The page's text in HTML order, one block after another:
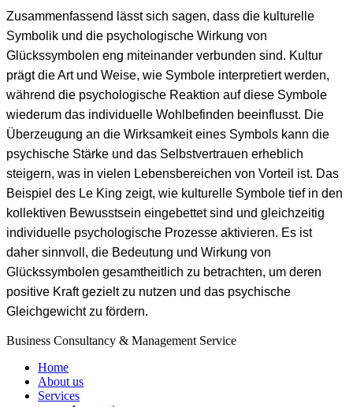
Zusammenfassend lässt sich sagen, dass die kulturelle
Symbolik und die psychologische Wirkung von
Glückssymbolen eng miteinander verbunden sind. Kultur
prägt die Art und Weise, wie Symbole interpretiert werden,
während die psychologische Reaktion auf diese Symbole
wiederum das individuelle Wohlbefinden beeinflusst. Die
Überzeugung an die Wirksamkeit eines Symbols kann die
psychische Stärke und das Selbstvertrauen erheblich
steigern, was in vielen Lebensbereichen von Vorteil ist. Das
Beispiel des Le King zeigt, wie kulturelle Symbole tief in den
kollektiven Bewusstsein eingebettet sind und gleichzeitig
individuelle psychologische Prozesse aktivieren. Es ist
daher sinnvoll, die Bedeutung und Wirkung von
Glückssymbolen gesamtheitlich zu betrachten, um deren
positive Kraft gezielt zu nutzen und das psychische
Gleichgewicht zu fördern.
Business Consultancy & Management Service
Home
About us
Services